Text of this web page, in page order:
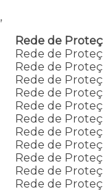
,
Rede de
Rede de
Rede de
Rede de
Rede de
Rede de
Rede de
Rede de
Rede de
Rede de
Rede de
Rede de